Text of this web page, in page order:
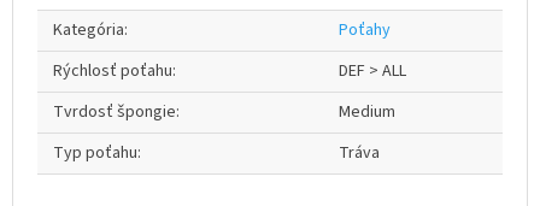
Kategória:
Poťahy
Rýchlosť poťahu:
DEF > ALL
Tvrdosť špongie:
Medium
Typ poťahu: Tráva